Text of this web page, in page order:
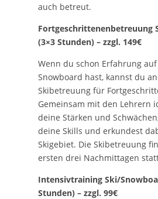
auch betreut.
Fortgeschrittenenbetreuung
(3×3 Stunden) – zzgl. 149€
Wenn du schon Erfahrung
Snowboard hast, kannst du
Skibetreuung für
Gemeinsam mit den Lehrern
deine Stärken und
deine Skills und erkundest
Skigebiet. Die Skibetreuung
ersten drei Nachmittagen
Intensivtraining Ski/
Stunden) – zzgl. 99€